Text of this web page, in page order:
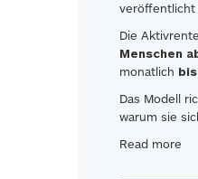
veröffentlicht
Die
Menschen
monatlich
Das Modell
warum sie
Read more